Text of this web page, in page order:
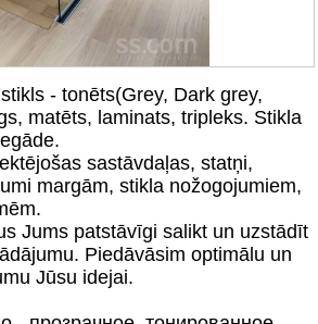
- tonēts(Grey, Dark grey,
matēts, laminats, tripleks. Stikla
sastāvdaļas, statņi,
margām, stikla nožogojumiem,
Jums patstāvīgi salikt un uzstādīt
Piedāvāsim optimālu un
Jūsu idejai.